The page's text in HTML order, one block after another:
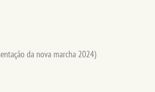
da nova marcha 2024)